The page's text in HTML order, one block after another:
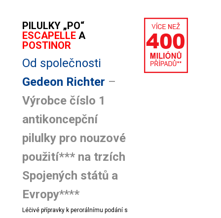
PILULKY „PO“
ESCAPELLEA
POSTINOR
Od společnosti
Gedeon Richter –
Výrobce číslo 1
antikoncepční
pilulky pro nouzové
použití*** na trzích
Spojených států a
Evropy****
Léčivé přípravky k perorálnímu podání s